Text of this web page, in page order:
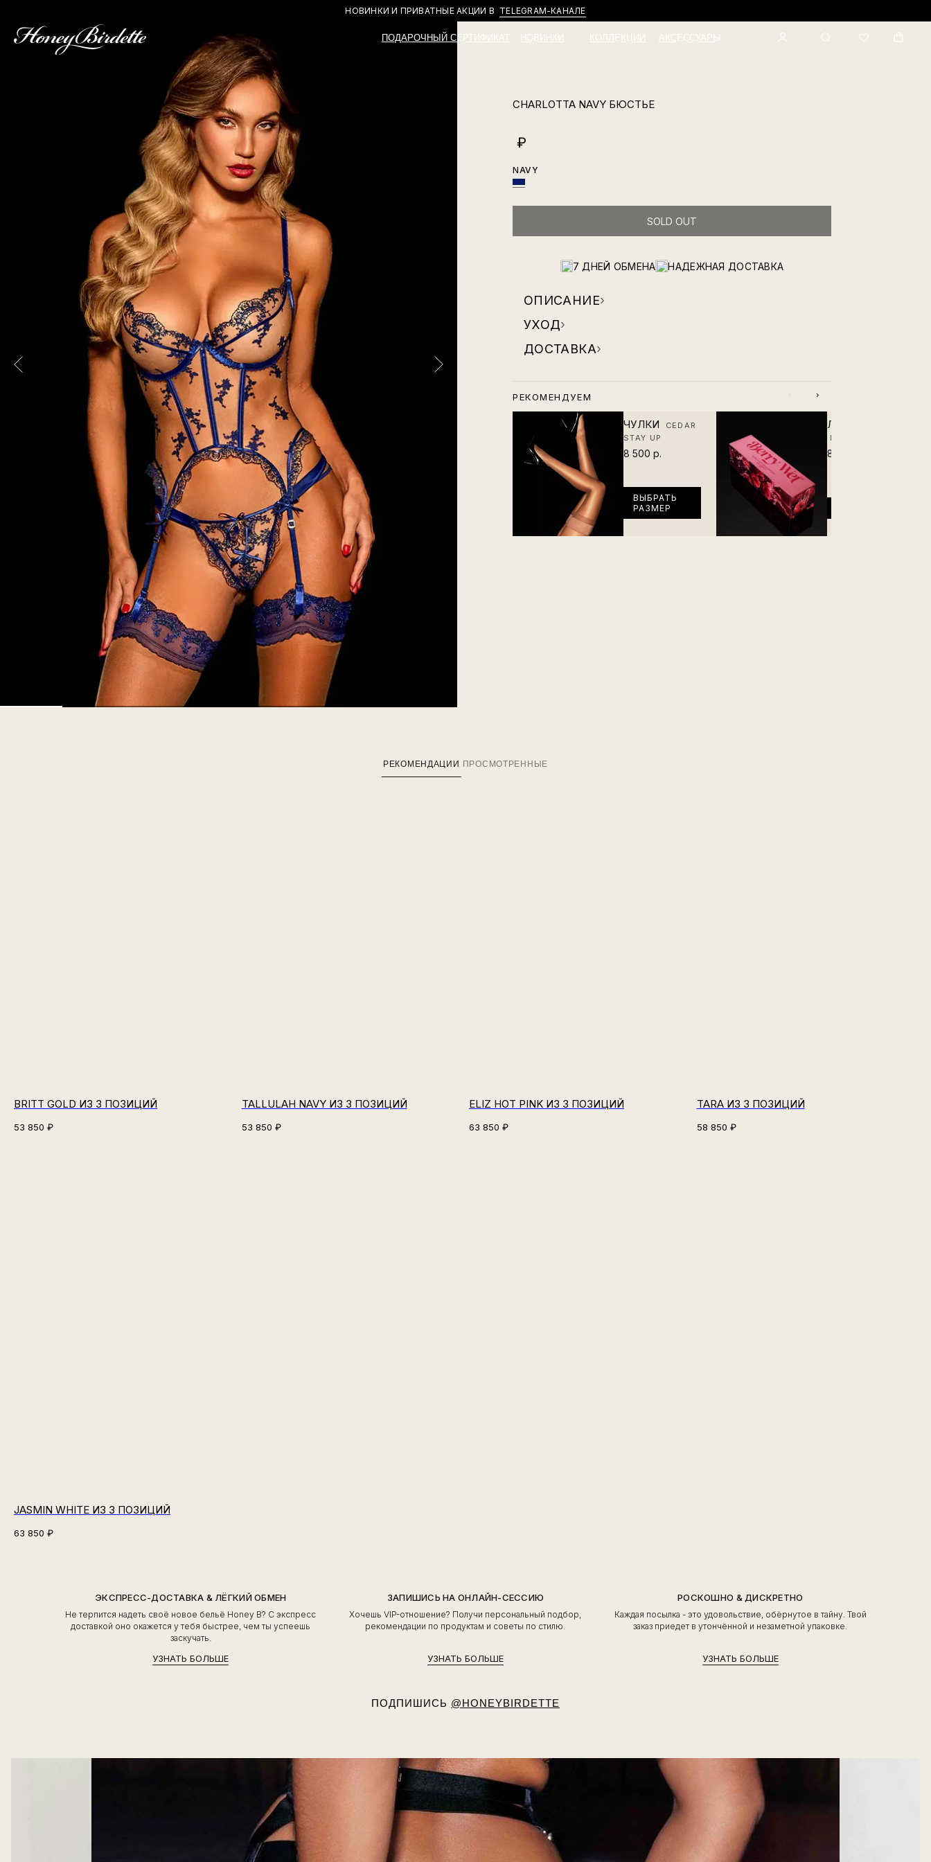
НОВИНКИ И ПРИВАТНЫЕ АКЦИИ В TELEGRAM-КАНАЛЕ
НОВИНКИ КОЛЛЕКЦИИ
ПОДАРОЧНЫЙ СЕРТИФИКАТ АКСЕССУАРЫ
CHARLOTTA NAVY БЮСТЬЕ
₽
NAVY
SOLD OUT
7 ДНЕЙ ОБМЕНА НАДЕЖНАЯ ДОСТАВКА
ОПИСАНИЕ›
УХОД›
ДОСТАВКА›
РЕКОМЕНДУЕМ ›
ЧУЛКИ
CEDAR
STAY UP
8 500 р.
ВЫБРАТЬ
РАЗМЕР
ЛУБРИКАНТ
BERRY WET
8 500 р.
РЕКОМЕНДАЦИИ ПРОСМОТРЕННЫЕ
BRITT GOLD ИЗ 3 ПОЗИЦИЙ
53 850 ₽
TALLULAH NAVY ИЗ 3 ПОЗИЦИЙ
53 850 ₽
ELIZ HOT PINK ИЗ 3 ПОЗИЦИЙ
63 850 ₽
TARA ИЗ 3 ПОЗИЦИЙ
58 850 ₽
JASMIN WHITE ИЗ 3 ПОЗИЦИЙ
63 850 ₽
ЭКСПРЕСС-ДОСТАВКА & ЛЁГКИЙ ОБМЕН
Не терпится надеть своё новое бельё Honey B? С экспресс
доставкой оно окажется у тебя быстрее, чем ты успеешь
заскучать.
УЗНАТЬ БОЛЬШЕ
ЗАПИШИСЬ НА ОНЛАЙН-СЕССИЮ
Хочешь VIP-отношение? Получи персональный подбор,
рекомендации по продуктам и советы по стилю.
УЗНАТЬ БОЛЬШЕ
РОСКОШНО & ДИСКРЕТНО
Каждая посылка - это удовольствие, обёрнутое в тайну. Твой
заказ приедет в утончённой и незаметной упаковке.
УЗНАТЬ БОЛЬШЕ
ПОДПИШИСЬ @HONEYBIRDETTE